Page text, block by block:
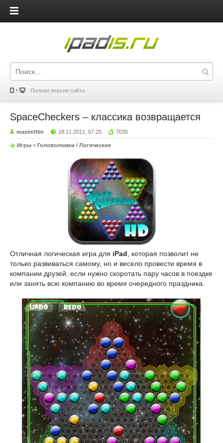
iPadis.ru
Полная версия сайта
SpaceCheckers – классика возвращается
maximfilin 18.11.2011, 07:25 7035
Игры » Головоломки / Логические
Отличная логическая игра для iPad , которая позволит не
только развиваться самому, но и весело провести время в
компании друзей, если нужно скоротать пару часов в поездке
или занять всю компанию во время очередного праздника.